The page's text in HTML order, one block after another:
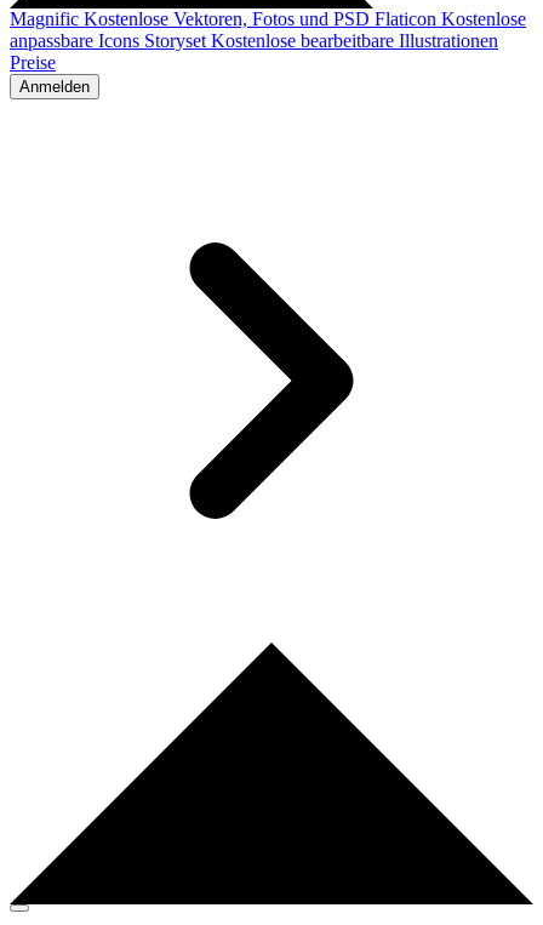
Magnific Kostenlose Vektoren, Fotos und PSD Flaticon Kostenlose
anpassbare Icons Storyset Kostenlose bearbeitbare Illustrationen
Preise
Anmelden